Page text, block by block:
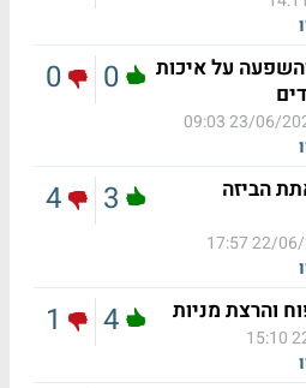
על איכות
23/06/2025
0
0
הביזה
22/06/
3
4
והרצת מניות 4
1